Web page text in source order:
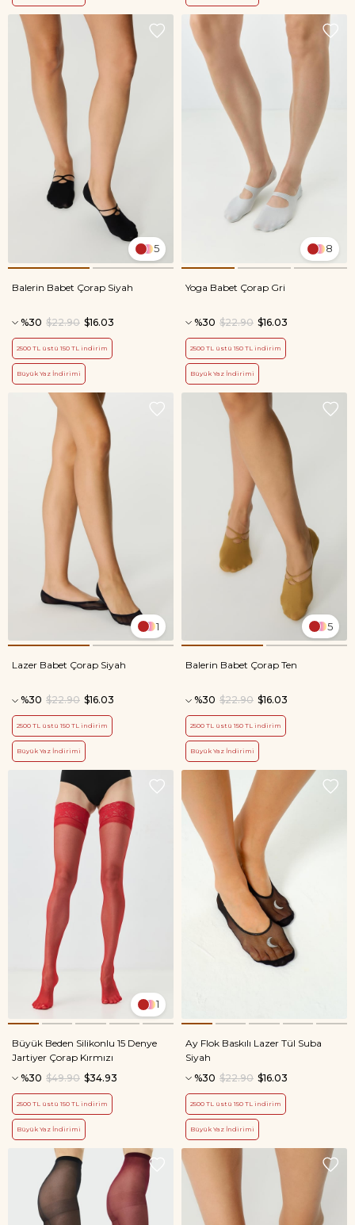
5
Balerin Babet Çorap Siyah
%30 $16.03
$22.90
2500 TL üstü 150 TL indirim
Büyük Yaz İndirimi
8
Yoga Babet Çorap Gri
%30 $16.03
$22.90
2500 TL üstü 150 TL indirim
Büyük Yaz İndirimi
1
Lazer Babet Çorap Siyah
%30 $16.03
$22.90
2500 TL üstü 150 TL indirim
Büyük Yaz İndirimi
5
Balerin Babet Çorap Ten
%30 $16.03
$22.90
2500 TL üstü 150 TL indirim
Büyük Yaz İndirimi
1
Büyük Beden Silikonlu 15 Denye
Jartiyer Çorap Kırmızı
%30
$34.93
$49.90
2500 TL üstü 150 TL indirim
Büyük Yaz İndirimi
Ay Flok Baskılı Lazer Tül Suba
Siyah
%30
$16.03
$22.90
2500 TL üstü 150 TL indirim
Büyük Yaz İndirimi